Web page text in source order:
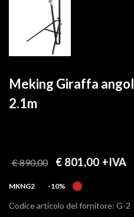
Meking Giraffa
2.1m
€ 890,00 € 801,00 +IVA
MKNG2 -10%
Codice articolo del fornitore: G-2